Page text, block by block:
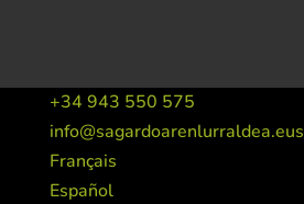
+34 943 550 575
info@sagardoarenlurraldea.eus
Français
Español